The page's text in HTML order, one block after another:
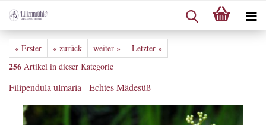
« Erster « zurück weiter » Letzter »
256 Artikel in dieser Kategorie
Filipendula ulmaria - Echtes Mädesüß